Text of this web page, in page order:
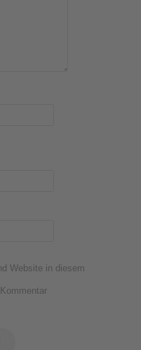
Website in diesem